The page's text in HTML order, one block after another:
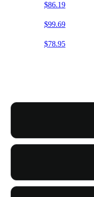
$86.19
$99.69
$78.95